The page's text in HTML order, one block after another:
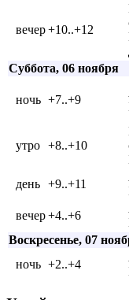
вечер+10..+12
Суббота, 06 ноября
ночь +7..+9
утро +8..+10
день +9..+11
вечер+4..+6
Воскресенье, 07
ночь +2..+4